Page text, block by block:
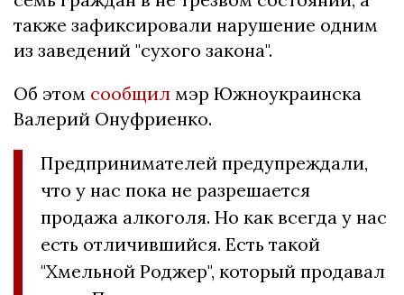
также зафиксировали нарушение одним
из заведений "сухого закона".
Об этом сообщил мэр Южноукраинска
Валерий Онуфриенко.
Предпринимателей предупреждали,
что у нас пока не разрешается
продажа алкоголя. Но как всегда у нас
есть отличившийся. Есть такой
"Хмельной Роджер", который продавал